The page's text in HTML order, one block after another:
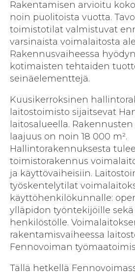
Rakentamisen arvioitu
noin puolitoista vuotta.
toimistotilat valmistuvat
varsinaista voimalaitosta
Rakennusvaiheessa
kotimaisten tehtaiden
seinäelementtejä.
Kuusikerroksinen
laitostoimisto sijaitsevat
laitosalueella.
laajuus on noin 18 000 m².
Hallintorakennuksesta
toimistorakennus
ja käyttövaiheisiin.
työskentelytilat
käyttöhenkilökunnalle:
ylläpidon työntekijöille
henkilöstölle.
rakentamisvaiheessa
Fennovoiman
Tällä hetkellä